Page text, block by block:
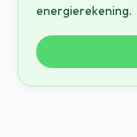
energierekening.